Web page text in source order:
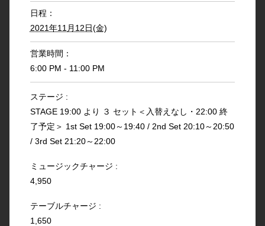
日程：
2021年11月12日(金)
営業時間：
6:00 PM - 11:00 PM
ステージ :
STAGE 19:00 より ３ セット＜入替えなし・22:00 終
了予定＞ 1st Set 19:00～19:40 / 2nd Set 20:10～20:50
/ 3rd Set 21:20～22:00
ミュージックチャージ :
4,950
テーブルチャージ :
1,650